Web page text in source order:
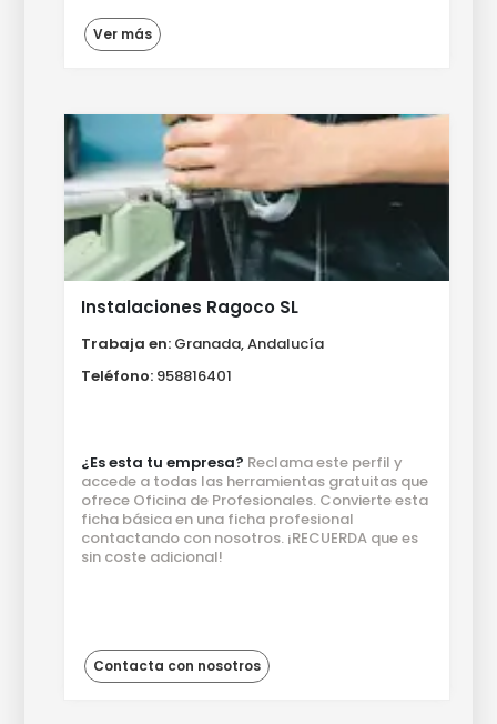
Ver más
Instalaciones Ragoco SL
Trabaja en: Granada, Andalucía
Teléfono: 958816401
¿Es esta tu empresa? Reclama este perfil y
accede a todas las herramientas gratuitas que
ofrece Oficina de Profesionales. Convierte esta
ficha básica en una ficha profesional
contactando con nosotros. ¡RECUERDA que es
sin coste adicional!
Contacta con nosotros